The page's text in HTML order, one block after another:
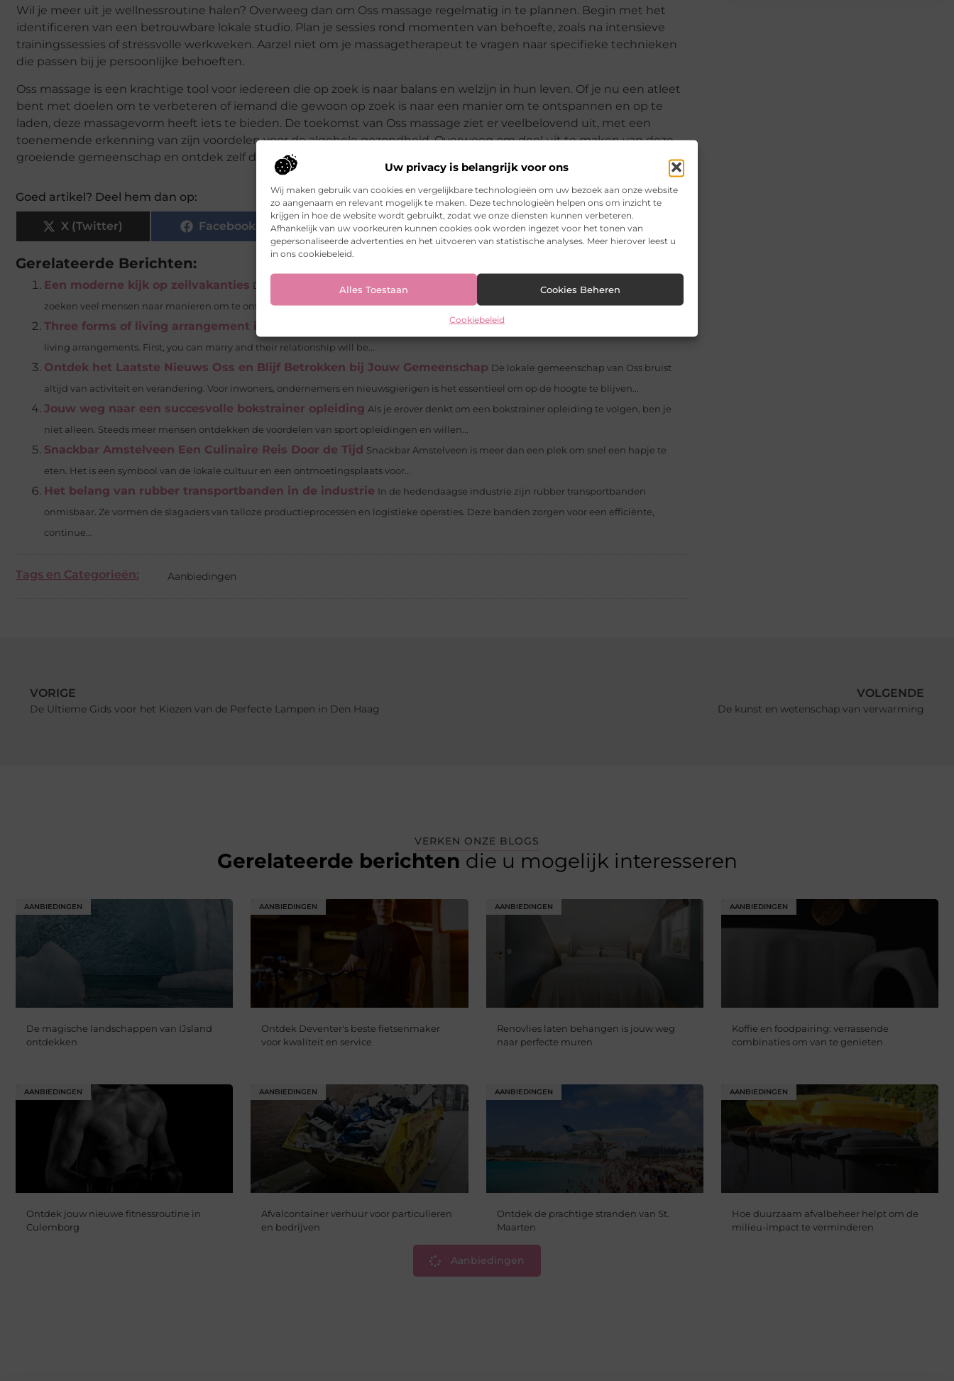
Uw privacy is belangrijk voor ons
Wij maken gebruik van cookies en vergelijkbare technologieën om uw bezoek aan onze website
zo aangenaam en relevant mogelijk te maken. Deze technologieën helpen ons om inzicht te
krijgen in hoe de website wordt gebruikt, zodat we onze diensten kunnen verbeteren.
Afhankelijk van uw voorkeuren kunnen cookies ook worden ingezet voor het tonen van
gepersonaliseerde advertenties en het uitvoeren van statistische analyses. Meer hierover leest u
in ons cookiebeleid.
Alles Toestaan Cookies Beheren
Cookiebeleid
Wil je meer uit je wellnessroutine halen? Overweeg dan om Oss massage regelmatig in te plannen. Begin met het
identificeren van een betrouwbare lokale studio. Plan je sessies rond momenten van behoefte, zoals na intensieve
trainingssessies of stressvolle werkweken. Aarzel niet om je massagetherapeut te vragen naar specifieke technieken
die passen bij je persoonlijke behoeften.
Oss massage is een krachtige tool voor iedereen die op zoek is naar balans en welzijn in hun leven. Of je nu een atleet
bent met doelen om te verbeteren of iemand die gewoon op zoek is naar een manier om te ontspannen en op te
laden, deze massagevorm heeft iets te bieden. De toekomst van Oss massage ziet er veelbelovend uit, met een
toenemende erkenning van zijn voordelen voor de algehele gezondheid. Overweeg om deel uit te maken van deze
groeiende gemeenschap en ontdek zelf de positieve impact die Oss massage kan hebben.
Goed artikel? Deel hem dan op:
X (Twitter) Facebook Pinterest LinkedIn Email
Gerelateerde Berichten:
Een moderne kijk op zeilvakanties De magie van het zeilen herontdekt In een tijd waarin technologie onze levens domineert,
zoeken veel mensen naar manieren om te ontsnappen aan de constante...
Three forms of living arrangement in the Netherlands
When you live in the Netherlands, you can select one of three kinds of
living arrangements. First, you can marry and their relationship will be...
Ontdek het Laatste Nieuws Oss en Blijf Betrokken bij Jouw Gemeenschap De lokale gemeenschap van Oss bruist
altijd van activiteit en verandering. Voor inwoners, ondernemers en nieuwsgierigen is het essentieel om op de hoogte te blijven...
Jouw weg naar een succesvolle bokstrainer opleiding Als je erover denkt om een bokstrainer opleiding te volgen, ben je
niet alleen. Steeds meer mensen ontdekken de voordelen van sport opleidingen en willen...
Snackbar Amstelveen Een Culinaire Reis Door de Tijd Snackbar Amstelveen is meer dan een plek om snel een hapje te
eten. Het is een symbool van de lokale cultuur en een ontmoetingsplaats voor...
Het belang van rubber transportbanden in de industrie In de hedendaagse industrie zijn rubber transportbanden
onmisbaar. Ze vormen de slagaders van talloze productieprocessen en logistieke operaties. Deze banden zorgen voor een efficiënte,
continue...
Tags en Categorieën: Aanbiedingen
VORIGE
De Ultieme Gids voor het Kiezen van de Perfecte Lampen in Den Haag
VOLGENDE
De kunst en wetenschap van verwarming
VERKEN ONZE BLOGS
Gerelateerde berichten die u mogelijk interesseren
AANBIEDINGEN
De magische landschappen van IJsland
ontdekken
AANBIEDINGEN
Ontdek Deventer's beste fietsenmaker
voor kwaliteit en service
AANBIEDINGEN
Renovlies laten behangen is jouw weg
naar perfecte muren
AANBIEDINGEN
Koffie en foodpairing: verrassende
combinaties om van te genieten
AANBIEDINGEN
Ontdek jouw nieuwe fitnessroutine in
Culemborg
AANBIEDINGEN
Afvalcontainer verhuur voor particulieren
en bedrijven
AANBIEDINGEN
Ontdek de prachtige stranden van St.
Maarten
AANBIEDINGEN
Hoe duurzaam afvalbeheer helpt om de
milieu-impact te verminderen
Aanbiedingen